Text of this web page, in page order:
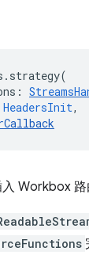
. strategy(
:
HeadersInit,
Workbox 路